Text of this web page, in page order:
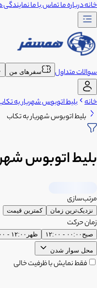
خانهدرباره ماتماس با مانمایندگی
سوالات متداول سفرهای من
خانه بلیط اتوبوس شهریار به
بلیط اتوبوس شهریار به تکاب
بلیط اتوبوس
مرتب‌سازی
نزدیک‌ترین زمان کمترین قیمت
زمان حرکت
صبح ۰۰:۰۰ - ۱۲:۰۰ ظهر ۱۲:۰۰ - ۱۸:۰۰
محل سوار شدن
فقط نمایش با ظرفیت خالی